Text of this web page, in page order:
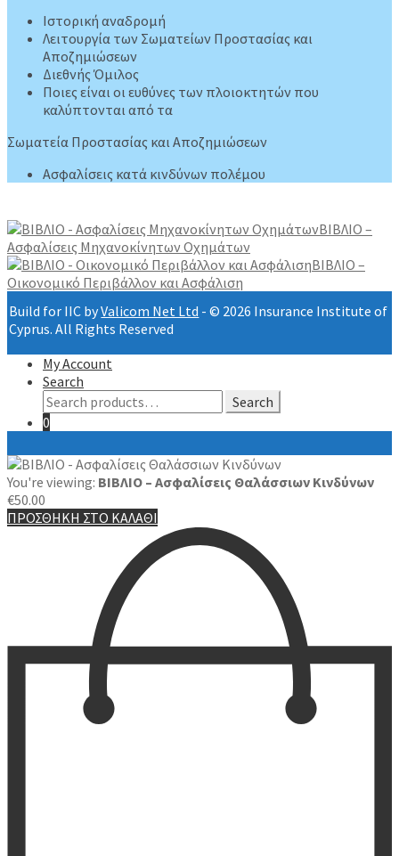
Ιστορική αναδρομή
Λειτουργία των Σωματείων Προστασίας και
Αποζημιώσεων
Διεθνής Όμιλος
Ποιες είναι οι ευθύνες των πλοιοκτητών που
καλύπτονται από τα
Σωματεία Προστασίας και Αποζημιώσεων
Ασφαλίσεις κατά κινδύνων πολέμου
ΒΙΒΛΙΟ –
Ασφαλίσεις Μηχανοκίνητων Οχημάτων
ΒΙΒΛΙΟ –
Οικονομικό Περιβάλλον και Ασφάλιση
Build for IIC byValicom Net Ltd - © 2026 Insurance Institute of
Cyprus. All Rights Reserved
My Account
Search
Search
for:
Search
0
You're viewing: ΒΙΒΛΙΟ – Ασφαλίσεις Θαλάσσιων Κινδύνων
€50.00
ΠΡΟΣΘΗΚΗ ΣΤΟ ΚΑΛΑΘΙ